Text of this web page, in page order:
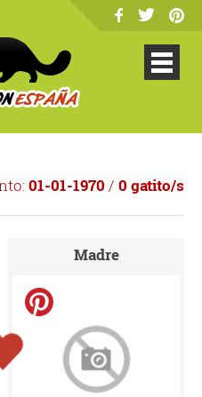
01-01-1970 / 0 gatito/s
Madre